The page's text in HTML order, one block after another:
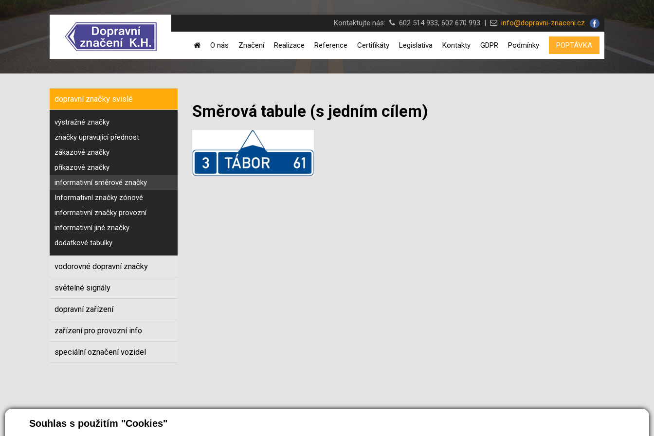
Souhlas s použitím "Cookies"
Kontaktujte nás: 602 514 933, 602 670 993 | info@dopravni-znaceni.cz
POPTÁVKA
O nás Značení Realizace Reference Certifikáty Legislativa Kontakty GDPR Podmínky
dopravní značky svislé
výstražné značky
značky upravující přednost
zákazové značky
příkazové značky
informativní směrové značky
Informativní značky zónové
informativní značky provozní
informativní jiné značky
dodatkové tabulky
vodorovné dopravní značky
světelné signály
dopravní zařízení
zařízení pro provozní info
speciální označení vozidel
Směrová tabule (s jedním cílem)